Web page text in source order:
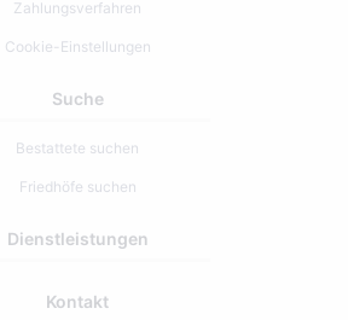
Zahlungsverfahren
Cookie-Einstellungen
Suche
Bestattete suchen
Friedhöfe suchen
Dienstleistungen
Kontakt